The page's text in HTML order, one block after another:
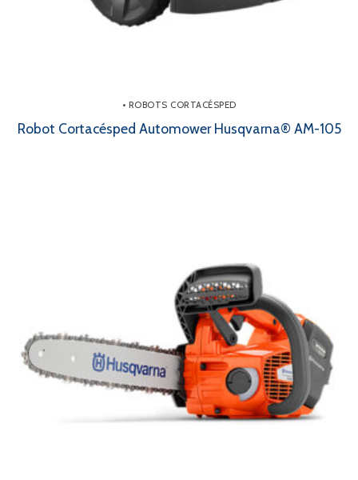
• ROBOTS CORTACÉSPED
Robot Cortacésped Automower Husqvarna® AM-105